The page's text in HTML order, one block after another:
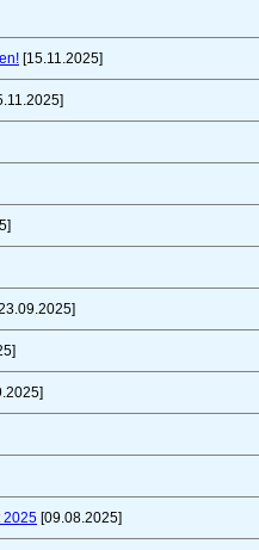
[15.11.2025]
2025 [09.08.2025]